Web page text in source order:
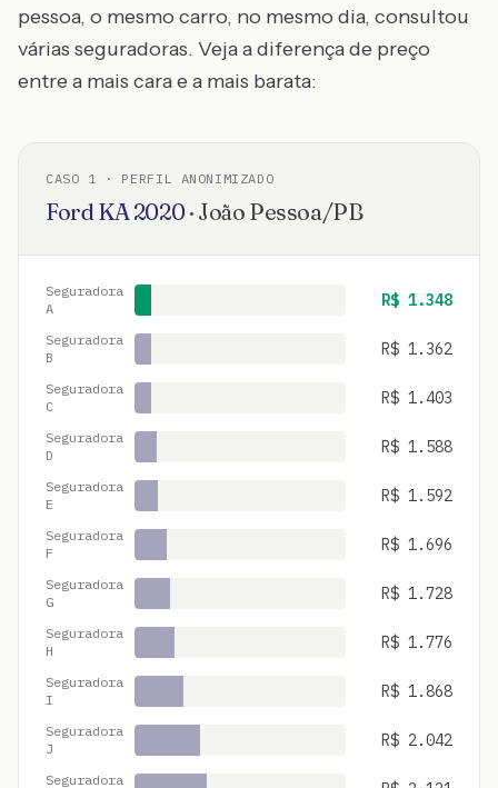
pessoa, o mesmo carro, no mesmo dia, consultou
várias seguradoras. Veja a diferença de preço
entre a mais cara e a mais barata:
CASO 1 · PERFIL ANONIMIZADO
Ford KA2020· João Pessoa/PB
Seguradora
A
R$ 1.348
Seguradora
B
R$ 1.362
Seguradora
C
R$ 1.403
Seguradora
D
R$ 1.588
Seguradora
E
R$ 1.592
Seguradora
F
R$ 1.696
Seguradora
G
R$ 1.728
Seguradora
H
R$ 1.776
Seguradora
I
R$ 1.868
Seguradora
J
R$ 2.042
Seguradora